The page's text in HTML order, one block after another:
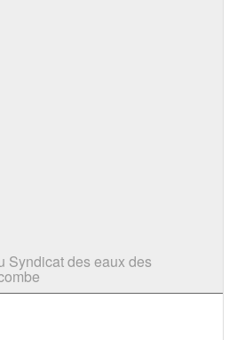
Syndicat des eaux des